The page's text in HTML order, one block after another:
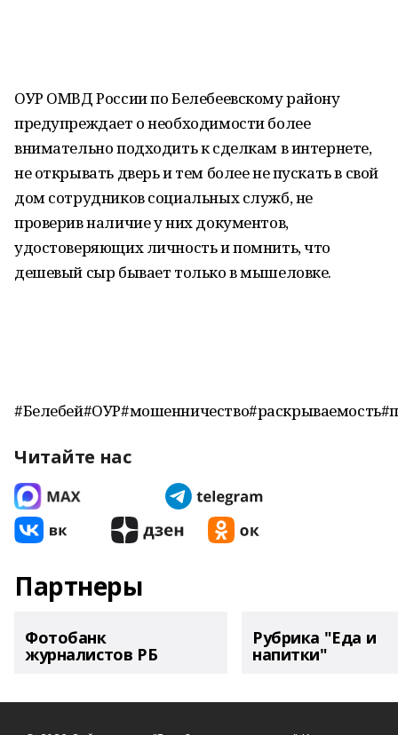
ОУР ОМВД России по Белебеевскому району
предупреждает о необходимости более
внимательно подходить к сделкам в интернете,
не открывать дверь и тем более не пускать в свой
дом сотрудников социальных служб, не
проверив наличие у них документов,
удостоверяющих личность и помнить, что
дешевый сыр бывает только в мышеловке.
Читайте нас
Партнеры
Фотобанк
журналистов РБ
Рубрика "Еда и
напитки"